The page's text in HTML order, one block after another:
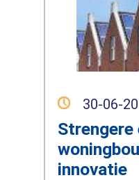
30-06-
Strengere
innovatie